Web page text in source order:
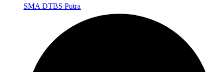
SMA DTBS Putra